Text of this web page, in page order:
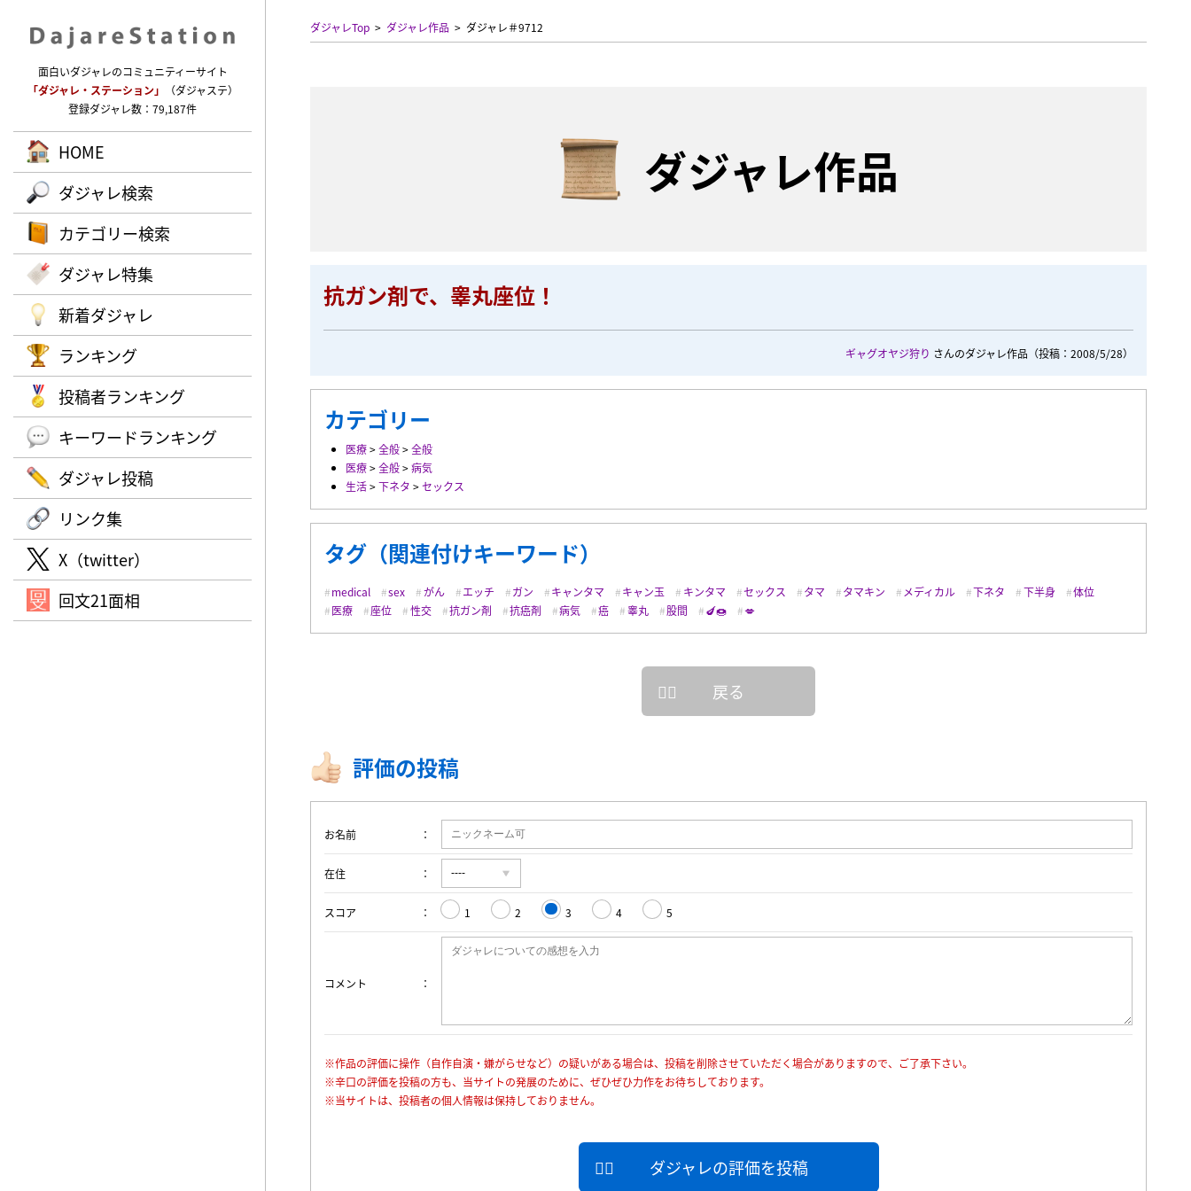
面白いダジャレのコミュニティーサイト
「ダジャレ・ステーション」
（ダジャステ）
登録ダジャレ数：79,187件
HOME
ダジャレ検索
カテゴリー検索
ダジャレ特集
新着ダジャレ
ランキング
投稿者ランキング
キーワードランキング
ダジャレ投稿
リンク集
X（twitter）
回文21面相
ダジャレTop ダジャレ作品 ダジャレ＃9712
ダジャレ作品
抗ガン剤で、睾丸座位！
ギャグオヤジ狩り さんのダジャレ作品 （投稿：2008/5/28）
カテゴリー
医療>全般>全般
医療>全般>病気
生活>下ネタ >セックス
タグ（関連付けキーワード）
medical sex がん エッチ ガン キャンタマ キャン玉 キンタマ セックス タマ タマキン メディカル 下ネタ 下半身
体位
医療
座位 性交 抗ガン剤 抗癌剤 病気 癌 睾丸 股間 🍆🍩 💋
戻る
評価の投稿
お名前
在住
スコア 1 2 3 4 5
コメント
※作品の評価に操作（自作自演・嫌がらせなど）の疑いがある場合は、投稿を削除させていただく場合がありますので、ご了承下さい。
※辛口の評価を投稿の方も、当サイトの発展のために、ぜひぜひ力作をお待ちしております。
※当サイトは、投稿者の個人情報は保持しておりません。
ダジャレの評価を投稿